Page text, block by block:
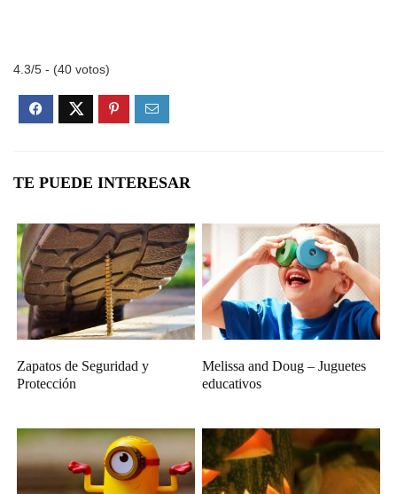
4.3/5 - (40 votos)
TE PUEDE INTERESAR
Zapatos de Seguridad y
Protección
Melissa and Doug – Juguetes
educativos